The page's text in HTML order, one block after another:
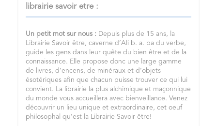
librairie savoir etre :
Un petit mot sur nous : Depuis plus de 15 ans, la
Librairie Savoir être, caverne d’Ali b. a. ba du verbe,
guide les gens dans leur quête du bien être et de la
connaissance. Elle propose donc une large gamme
de livres, d’encens, de minéraux et d’objets
ésotériques afin que chacun puisse trouver ce qui lui
convient. La librairie la plus alchimique et maçonnique
du monde vous accueillera avec bienveillance. Venez
découvrir un lieu unique et extraordinaire, cet oeuf
philosophal qu’est la Librairie Savoir être!